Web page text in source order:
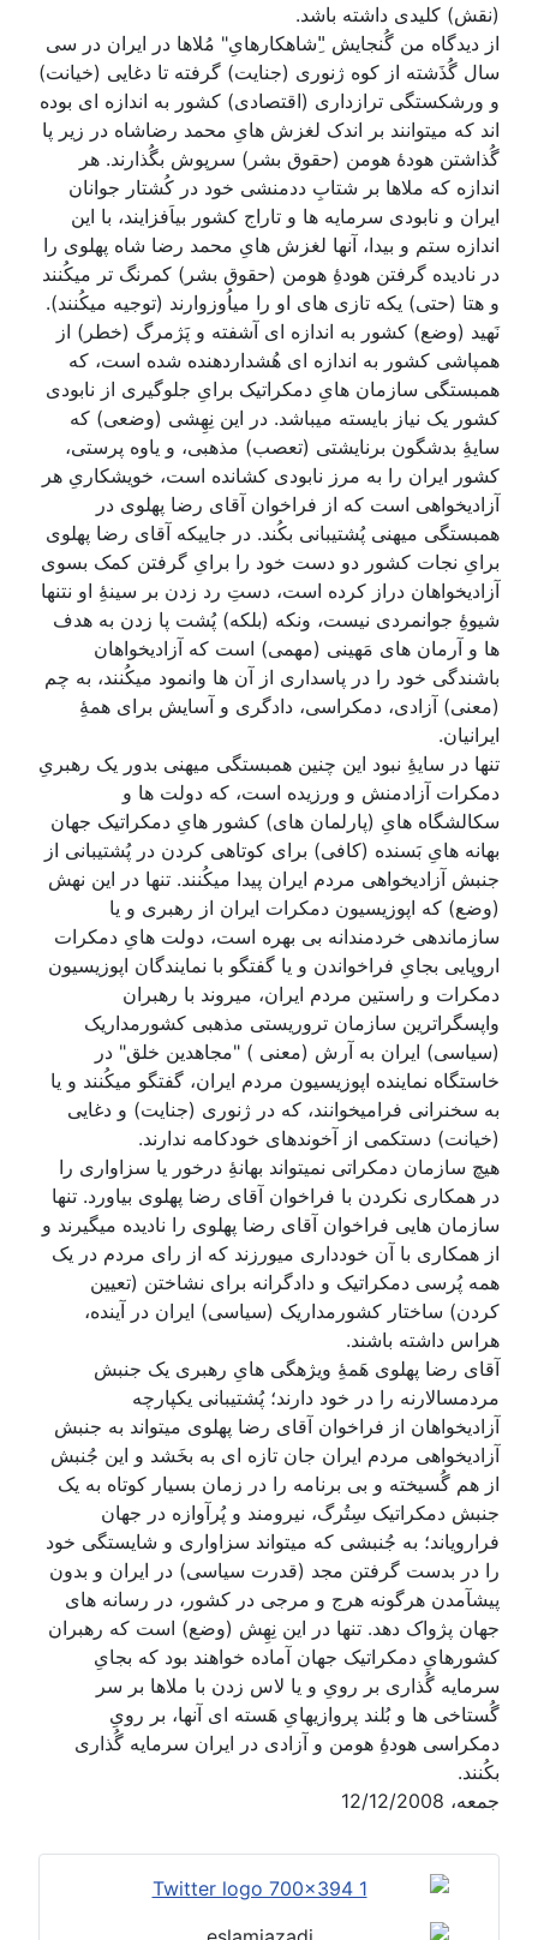
(نقش) کلیدی داشته باشد.
از دیدگاه من گُنجایش "ِشاهکارهایِ" مُلاها در ایران در سی
سال گُذَشته از کوه ژنوری (جنایت) گرفته تا دغایی (خیانت)
و ورشکستگی ترازداری (اقتصادی) کشور به اندازه ای بوده
اند که میتوانند بر اندک لغزش هایِ محمد رضاشاه در زیر پا
گُذاشتن هودۀ هومن (حقوق بشر) سرپوش بگُذارند. هر
اندازه که ملاها بر شتابِ ددمنشی خود در کُشتار جوانان
ایران و نابودی سرمایه ها و تاراج کشور بیاَفزایند، با این
اندازه ستم و بیدا، آنها لغزش هایِ محمد رضا شاه پهلوی را
در نادیده گرفتن هودۀِ هومن (حقوق بشر) کمرنگ تر میکُنند
و هتا (حتی) یکه تازی های او را میاُوزوارند (توجیه میکُنند).
نَهید (وضع) کشور به اندازه ای آشفته و پَژمرگ (خطر) از
همپاشی کشور به اندازه ای هُشداردهنده شده است، که
همبستگی سازمان هایِ دمکراتیک برایِ جلوگیری از نابودی
کشور یک نیاز بایسته میباشد. در این نِهِشی (وضعی) که
سایۀِ بدشگون برنایشتی (تعصب) مذهبی، و یاوه پرستی،
کشور ایران را به مرز نابودی کشانده است، خویشکاریِ هر
آزادیخواهی است که از فراخوان آقای رضا پهلوی در
همبستگی میهنی پُشتیبانی بکُند. در جاییکه آقای رضا پهلوی
برایِ نجات کشور دو دست خود را برایِ گرفتن کمک بسوی
آزادیخواهان دراز کرده است، دستِ رد زدن بر سینۀِ او نتنها
شیوۀِ جوانمردی نیست، ونکه (بلکه) پُشت پا زدن به هدف
ها و آرمان های مَهینی (مهمی) است که آزادیخواهان
باشندگی خود را در پاسداری از آن ها وانمود میکُنند، به چم
(معنی) آزادی، دمکراسی، دادگری و آسایش برای همۀِ
ایرانیان.
تنها در سایۀِ نبود این چنین همبستگی میهنی بدور یک رهبریِ
دمکرات آزادمنش و ورزیده است، که دولت ها و
سکالشگاه هایِ (پارلمان های) کشور هایِ دمکراتیک جهان
بهانه هایِ بَسنده (کافی) برای کوتاهی کردن در پُشتیبانی از
جنبش آزادیخواهی مردم ایران پیدا میکُنند. تنها در این نهش
(وضع) که اپوزیسیون دمکرات ایران از رهبری و یا
سازماندهی خردمندانه بی بهره است، دولت هایِ دمکرات
اروپایی بجایِ فراخواندن و یا گفتگو با نمایندگان اپوزیسیون
دمکرات و راستین مردم ایران، میروند با رهبران
واپسگراترین سازمان تروریستی مذهبی کشورمداریک
(سیاسی) ایران به آرش (معنی ) "مجاهدین خلق" در
خاستگاه نماینده اپوزیسیون مردم ایران، گفتگو میکُنند و یا
به سخنرانی فرامیخوانند، که در ژنوری (جنایت) و دغایی
(خیانت) دستکمی از آخوندهای خودکامه ندارند.
هیچ سازمان دمکراتی نمیتواند بهانۀِ درخور یا سزاواری را
در همکاری نکردن با فراخوان آقای رضا پهلوی بیاورد. تنها
سازمان هایی فراخوان آقای رضا پهلوی را نادیده میگیرند و
از همکاری با آن خودداری میورزند که از رای مردم در یک
همه پُرسی دمکراتیک و دادگرانه برای نشاختن (تعیین
کردن) ساختار کشورمداریک (سیاسی) ایران در آینده،
هراس داشته باشند.
آقای رضا پهلوی هَمۀِ ویژهگی هایِ رهبری یک جنبش
مردمسالارنه را در خود دارند؛ پُشتیبانی یکپارچه
آزادیخواهان از فراخوان آقای رضا پهلوی میتواند به جنبش
آزادیخواهی مردم ایران جان تازه ای به بخَشد و این جُنبش
از هم گُسیخته و بی برنامه را در زمان بسیار کوتاه به یک
جنبش دمکراتیک سِتُرگ، نیرومند و پُرآوازه در جهان
فرارویاند؛ به جُنبشی که میتواند سزاواری و شایستگی خود
را در بدست گرفتن مجد (قدرت سیاسی) در ایران و بدون
پیشآمدن هرگونه هرج و مرجی در کشور، در رسانه های
جهان پژواک دهد. تنها در این نِهِش (وضع) است که رهبران
کشورهایِ دمکراتیک جهان آماده خواهند بود که بجایِ
سرمایه گُذاری بر رویِ و یا لاس زدن با ملاها بر سر
گُستاخی ها و بُلند پروازیهایِ هَسته ای آنها، بر رویِ
دمکراسی هودۀِ هومن و آزادی در ایران سرمایه گُذاری
بکُنند.
‏جمعه‏، 2008‏/12‏/12